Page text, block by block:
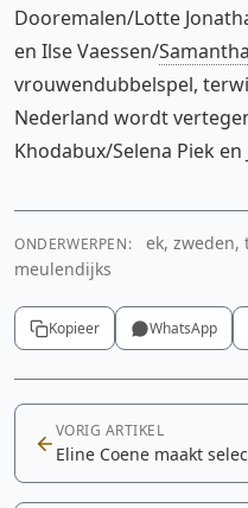
Dooremalen/Lotte
en Ilse Vaessen/
vrouwendubbelspel,
Nederland wordt
Khodabux/Selena Piek
ONDERWERPEN:
ek, zweden,
meulendijks
Kopieer WhatsApp
VORIG ARTIKEL
Eline Coene maakt